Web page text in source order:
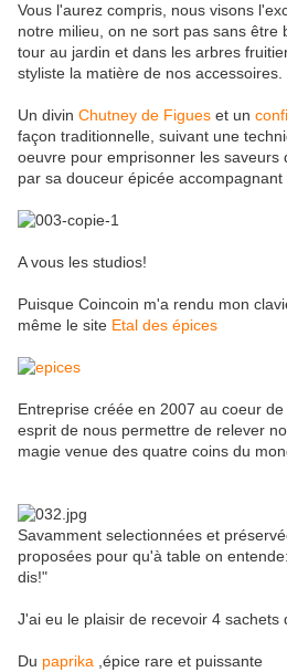
Vous l'aurez compris, nous visons
notre milieu, on ne sort pas sans être
tour au jardin et dans les arbres
styliste la matière de nos accessoires.
Un divin Chutney de Figues et un
façon traditionnelle, suivant une
oeuvre pour emprisonner les saveurs
par sa douceur épicée accompagnant
A vous les studios!
Puisque Coincoin m'a rendu mon
même le site Etal des épices
Entreprise créée en 2007 au coeur
esprit de nous permettre de relever
magie venue des quatre coins du
Savamment selectionnées et
proposées pour qu'à table on
dis!"
J'ai eu le plaisir de recevoir 4 sachets
Du paprika ,épice rare et puissante